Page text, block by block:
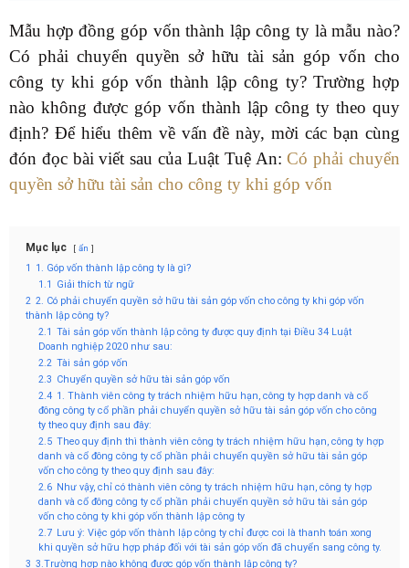
Mẫu hợp đồng góp vốn thành lập công ty là mẫu nào?
Có phải chuyển quyền sở hữu tài sản góp vốn cho
công ty khi góp vốn thành lập công ty? Trường hợp
nào không được góp vốn thành lập công ty theo quy
định? Để hiểu thêm về vấn đề này, mời các bạn cùng
đón đọc bài viết sau của Luật Tuệ An:Có phải chuyển
quyền sở hữu tài sản cho công ty khi góp vốn
Mục lục ẩn
1
1. Góp vốn thành lập công ty là gì?
1.1
Giải thích từ ngữ
2 2. Có phải chuyển quyền sở hữu tài sản góp vốn cho công ty khi góp vốn
thành lập công ty?
2.1 Tài sản góp vốn thành lập công ty được quy định tại Điều 34 Luật
Doanh nghiệp 2020 như sau:
2.2 Tài sản góp vốn
2.3 Chuyển quyền sở hữu tài sản góp vốn
2.4 1. Thành viên công ty trách nhiệm hữu hạn, công ty hợp danh và cổ
đông công ty cổ phần phải chuyển quyền sở hữu tài sản góp vốn cho công
ty theo quy định sau đây:
2.5 Theo quy định thì thành viên công ty trách nhiệm hữu hạn, công ty hợp
danh và cổ đông công ty cổ phần phải chuyển quyền sở hữu tài sản góp
vốn cho công ty theo quy định sau đây:
2.6 Như vậy, chỉ có thành viên công ty trách nhiệm hữu hạn, công ty hợp
danh và cổ đông công ty cổ phần phải chuyển quyền sở hữu tài sản góp
vốn cho công ty khi góp vốn thành lập công ty
2.7 Lưu ý: Việc góp vốn thành lập công ty chỉ được coi là thanh toán xong
khi quyền sở hữu hợp pháp đối với tài sản góp vốn đã chuyển sang công ty.
3 3.Trường hợp nào không được góp vốn thành lập công ty?